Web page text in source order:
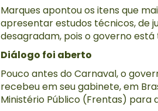
Marques apontou os itens que
apresentar estudos técnicos, de
desagradam, pois o governo
Diálogo foi aberto
Pouco antes do Carnaval, o
recebeu em seu gabinete, em
Ministério Público (Frentas) para